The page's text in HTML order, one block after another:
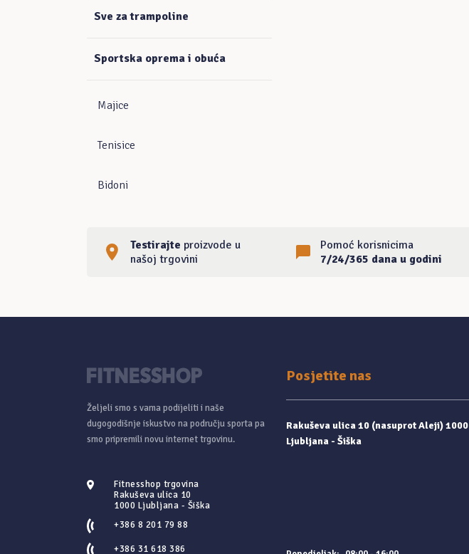
Sve za trampoline
Sportska oprema i obuća
Majice
Tenisice
Bidoni
Testirajte proizvode u
našoj trgovini
Pomoć korisnicima
7/24/365 dana u godini
Željeli smo s vama podijeliti i naše
dugogodišnje iskustvo na području sporta pa
smo pripremili novu internet trgovinu.
Fitnesshop trgovina
Rakuševa ulica 10
1000 Ljubljana - Šiška
+386 8 201 79 88
+386 31 618 386
Posjetite nas
Rakuševa ulica 10 (nasuprot Aleji) 1000
Ljubljana - Šiška